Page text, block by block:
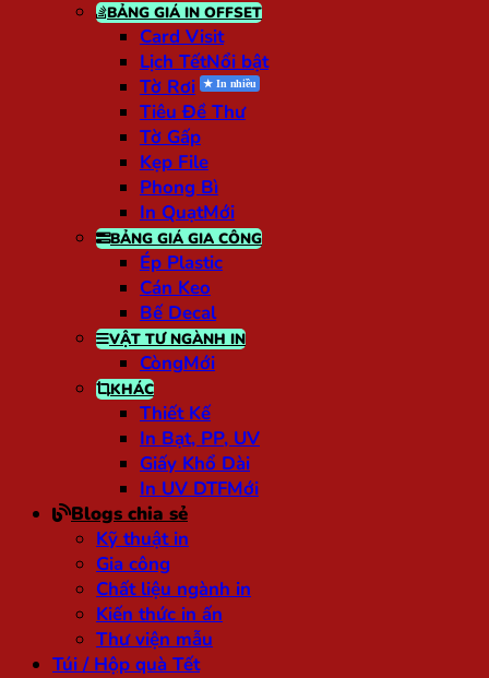
BẢNG GIÁ IN OFFSET
Card Visit
Lịch Tết
Tờ Rơi
Tiêu Đề Thư
Tờ Gấp
Kẹp File
Phong Bì
In Quạt
BẢNG GIÁ GIA CÔNG
Ép Plastic
Cán Keo
Bế Decal
VẬT TƯ NGÀNH IN
Còng
KHÁC
Thiết Kế
In Bạt, PP, UV
Giấy Khổ Dài
In UV DTF
Blogs chia sẻ
Kỹ thuật in
Gia công
Chất liệu ngành in
Kiến thức in ấn
Thư viện mẫu
Túi / Hộp quà Tết